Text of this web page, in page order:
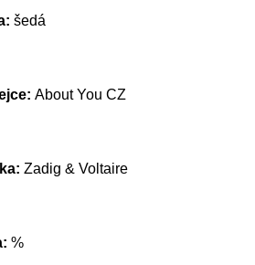
šedá
About You CZ
Zadig & Voltaire
%